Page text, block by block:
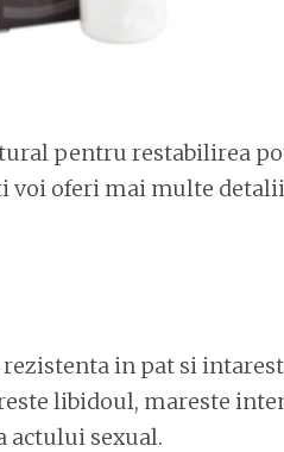
pentru restabilirea
voi oferi mai multe detalii
in pat si
libidoul, mareste
actului sexual.